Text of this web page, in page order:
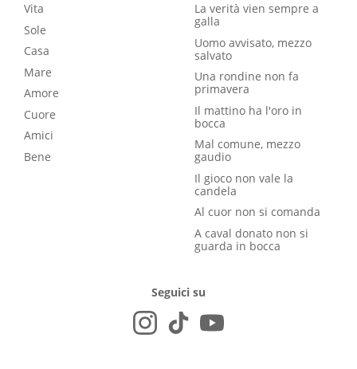
Vita
Sole
Casa
Mare
Amore
Cuore
Amici
Bene
La verità vien sempre a
galla
Uomo avvisato, mezzo
salvato
Una rondine non fa
primavera
Il mattino ha l'oro in
bocca
Mal comune, mezzo
gaudio
Il gioco non vale la
candela
Al cuor non si comanda
A caval donato non si
guarda in bocca
Seguici su